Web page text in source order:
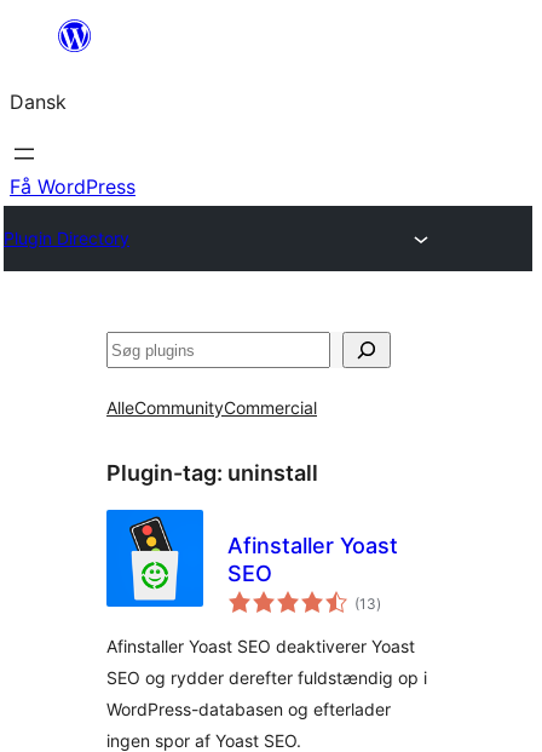
Spring
indhold
Dansk
Få WordPress
Plugin Directory
Søg
AlleCommunityCommercial
Plugin-tag: uninstall
Afinstaller Yoast
SEO
(13totale
bedømmelser
)
Afinstaller Yoast SEO deaktiverer Yoast
SEO og rydder derefter fuldstændig op i
WordPress-databasen og efterlader
ingen spor af Yoast SEO.